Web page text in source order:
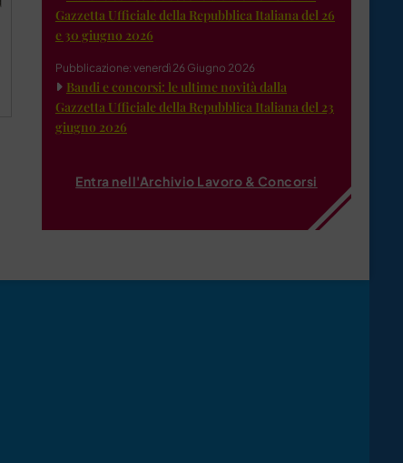
Gazzetta Ufficiale della Repubblica Italiana del 26
e 30 giugno 2026
Pubblicazione: venerdì 26 Giugno 2026
Bandi e concorsi: le ultime novità dalla
Gazzetta Ufficiale della Repubblica Italiana del 23
giugno 2026
Entra nell'Archivio Lavoro & Concorsi